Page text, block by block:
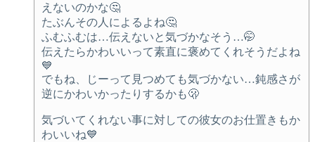
えないのかな🤔
たぶんその人によるよね🤔
ふむふむは…伝えないと気づかなそう…🤭
伝えたらかわいいって素直に褒めてくれそうだよね
💙
でもね、じーって見つめても気づかない…鈍感さが
逆にかわいかったりするかも🫢
気づいてくれない事に対しての彼女のお仕置きもか
わいいね💙